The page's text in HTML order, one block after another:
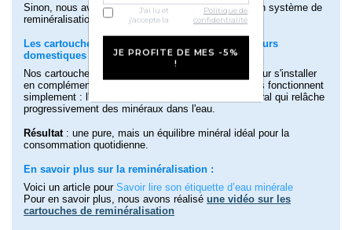
Sinon, nous avons un osmoseur domestique qui a un système de
reminéralisation intégrée :Mineros
Les cartouches de reminéralisation pour osmoseurs
domestiques
Nos cartouches de reminéralisation sont conçues pour s'installer
en complément de votre osmoseur domestique. elles fonctionnent
simplement : l'eau osmosée traverse un média minéral qui relâche
progressivement des minéraux dans l'eau.
Résultat: une pure, mais un équilibre minéral idéal pour la
consommation quotidienne.
En savoir plus sur la reminéralisation :
Voici un article pour Savoir lire son étiquette d’eau minérale
Pour en savoir plus, nous avons réalisé une vidéo sur les
cartouches de reminéralisation
J'ai lu et
j'accepte la
Politique de
confidentialité
JE PROFITE DE MES -5%
!